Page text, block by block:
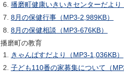
播磨町健康いきいきセンターだより
8月の保健行事（MP3-2,989KB）
8月の保健相談（MP3-676KB）
播磨町の教育
きゃんぱすだより（MP3-1,036KB）
子ども110番の家募集について（